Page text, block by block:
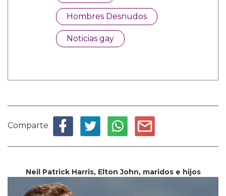
Hombres Desnudos
Noticias gay
Comparte
Neil Patrick Harris, Elton John, maridos e hijos